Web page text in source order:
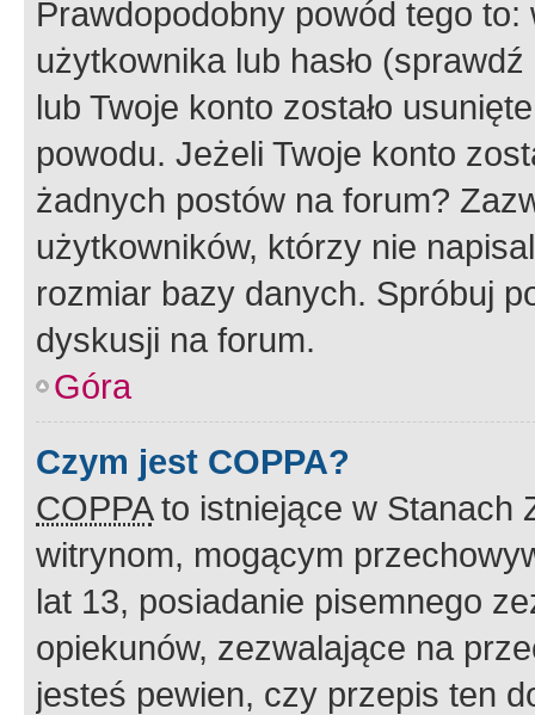
Prawdopodobny powód tego to:
użytkownika lub hasło
lub Twoje konto zostało
powodu. Jeżeli Twoje konto
żadnych postów na forum?
użytkowników, którzy nie
rozmiar bazy danych. Spróbuj
dyskusji na forum.
Góra
Czym jest COPPA?
COPPAto istniejące w Stanach
witrynom, mogącym
lat 13, posiadanie pisemnego
opiekunów, zezwalające na
jesteś pewien, czy przepis ten